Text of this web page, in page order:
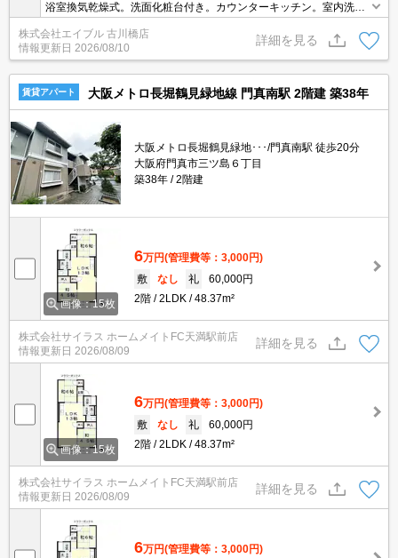
浴室換気乾燥式。洗面化粧台付き。カウンターキッチン。室内洗濯
機置場。
株式会社エイブル 古川橋店
情報更新日 2026/08/10
詳細を見る
賃貸アパート 大阪メトロ長堀鶴見緑地線 門真南駅 2階建 築38年
大阪メトロ長堀鶴見緑地･･･/門真南駅 徒歩20分
大阪府門真市三ツ島６丁目
築38年
2階建
画像：15枚
6万円(管理費等：3,000円)
敷
なし 礼
60,000円
2階
2LDK 48.37m²
株式会社サイラス ホームメイトFC天満駅前店
情報更新日 2026/08/09
詳細を見る
画像：15枚
6万円(管理費等：3,000円)
敷
なし 礼
60,000円
2階
2LDK 48.37m²
株式会社サイラス ホームメイトFC天満駅前店
情報更新日 2026/08/09
詳細を見る
6万円(管理費等：3,000円)